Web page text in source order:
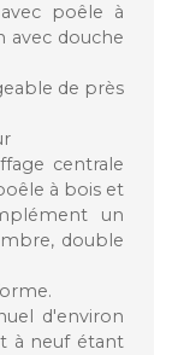
poêle à
avec douche
de près
centrale
à bois et
un
double
d'environ
à neuf étant